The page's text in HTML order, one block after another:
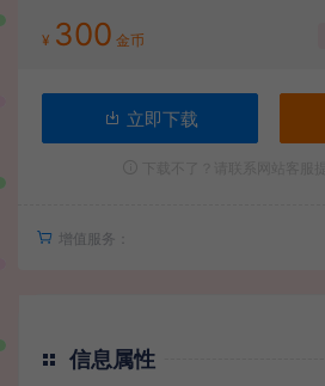
¥ 300 金币
立即下载
增值服务：
信息属性